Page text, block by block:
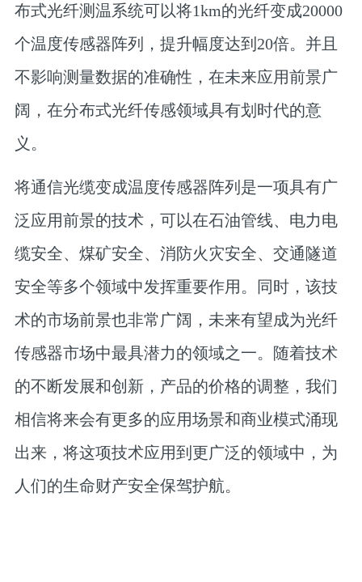
布式光纤测温系统可以将1km的光纤变成20000
个温度传感器阵列，提升幅度达到20倍。并且
不影响测量数据的准确性，在未来应用前景广
阔，在分布式光纤传感领域具有划时代的意
义。
将通信光缆变成温度传感器阵列是一项具有广
泛应用前景的技术，可以在石油管线、电力电
缆安全、煤矿安全、消防火灾安全、交通隧道
安全等多个领域中发挥重要作用。同时，该技
术的市场前景也非常广阔，未来有望成为光纤
传感器市场中最具潜力的领域之一。随着技术
的不断发展和创新，产品的价格的调整，我们
相信将来会有更多的应用场景和商业模式涌现
出来，将这项技术应用到更广泛的领域中，为
人们的生命财产安全保驾护航。